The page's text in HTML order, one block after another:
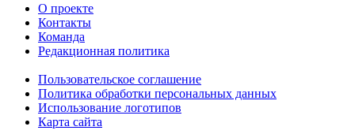
О проекте
Контакты
Команда
Редакционная политика
Пользовательское соглашение
Политика обработки персональных данных
Использование логотипов
Карта сайта